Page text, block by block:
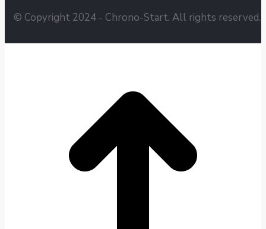
© Copyright 2024 - Chrono-Start. All rights reserved.